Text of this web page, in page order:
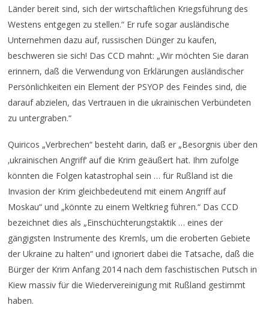
Länder bereit sind, sich der wirtschaftlichen Kriegsführung des
Westens entgegen zu stellen.“ Er rufe sogar ausländische
Unternehmen dazu auf, russischen Dünger zu kaufen,
beschweren sie sich! Das CCD mahnt: „Wir möchten Sie daran
erinnern, daß die Verwendung von Erklärungen ausländischer
Persönlichkeiten ein Element der PSYOP des Feindes sind, die
darauf abzielen, das Vertrauen in die ukrainischen Verbündeten
zu untergraben.“
Quiricos „Verbrechen“ besteht darin, daß er „Besorgnis über den
‚ukrainischen Angriff‘ auf die Krim geäußert hat. Ihm zufolge
könnten die Folgen katastrophal sein … für Rußland ist die
Invasion der Krim gleichbedeutend mit einem Angriff auf
Moskau“ und „könnte zu einem Weltkrieg führen.“ Das CCD
bezeichnet dies als „Einschüchterungstaktik … eines der
gängigsten Instrumente des Kremls, um die eroberten Gebiete
der Ukraine zu halten“ und ignoriert dabei die Tatsache, daß die
Bürger der Krim Anfang 2014 nach dem faschistischen Putsch in
Kiew massiv für die Wiedervereinigung mit Rußland gestimmt
haben.